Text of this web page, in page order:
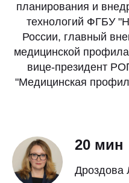
планирования и
технологий ФГБУ
России, главный
медицинской
вице-президент
"Медицинская
20 мин
Дроздова